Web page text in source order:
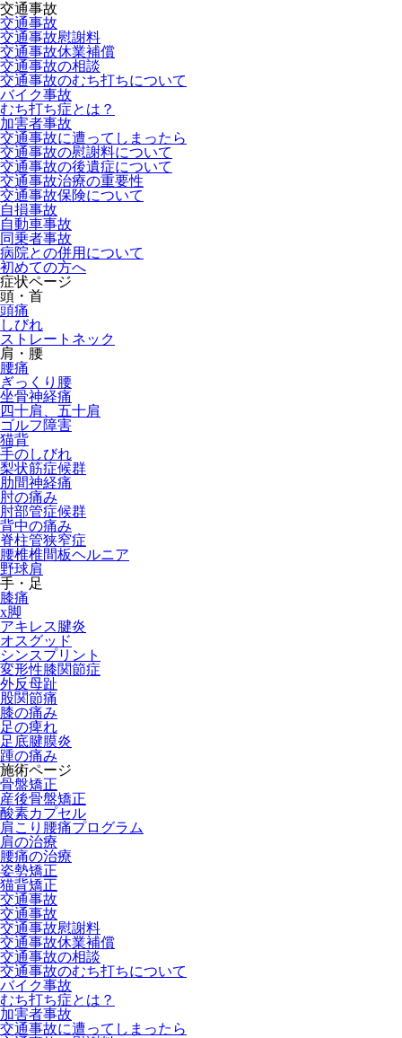
交通事故
交通事故
交通事故慰謝料
交通事故休業補償
交通事故の相談
交通事故のむち打ちについて
バイク事故
むち打ち症とは？
加害者事故
交通事故に遭ってしまったら
交通事故の慰謝料について
交通事故の後遺症について
交通事故治療の重要性
交通事故保険について
自損事故
自動車事故
同乗者事故
病院との併用について
初めての方へ
症状ページ
頭・首
頭痛
しびれ
ストレートネック
肩・腰
腰痛
ぎっくり腰
坐骨神経痛
四十肩、五十肩
ゴルフ障害
猫背
手のしびれ
梨状筋症候群
肋間神経痛
肘の痛み
肘部管症候群
背中の痛み
脊柱管狭窄症
腰椎椎間板ヘルニア
野球肩
手・足
膝痛
x脚
アキレス腱炎
オスグッド
シンスプリント
変形性膝関節症
外反母趾
股関節痛
膝の痛み
足の痺れ
足底腱膜炎
踵の痛み
施術ページ
骨盤矯正
産後骨盤矯正
酸素カプセル
肩こり腰痛プログラム
肩の治療
腰痛の治療
姿勢矯正
猫背矯正
交通事故
交通事故
交通事故慰謝料
交通事故休業補償
交通事故の相談
交通事故のむち打ちについて
バイク事故
むち打ち症とは？
加害者事故
交通事故に遭ってしまったら